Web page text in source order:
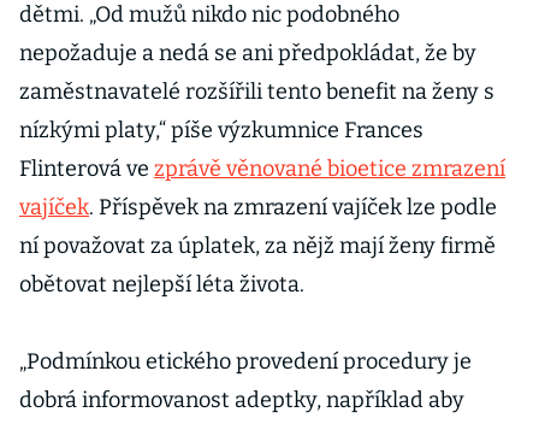
dětmi. „Od mužů nikdo nic podobného
nepožaduje a nedá se ani předpokládat, že by
zaměstnavatelé rozšířili tento benefit na ženy s
nízkými platy,“ píše výzkumnice Frances
Flinterová ve zprávě věnované bioetice zmrazení
vajíček. Příspěvek na zmrazení vajíček lze podle
ní považovat za úplatek, za nějž mají ženy firmě
obětovat nejlepší léta života.
„Podmínkou etického provedení procedury je
dobrá informovanost adeptky, například aby